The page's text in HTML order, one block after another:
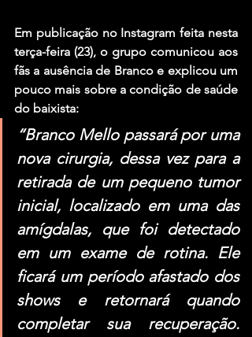
Em publicação no Instagram feita nesta
terça-feira (23), o grupo comunicou aos
fãs a ausência de Branco e explicou um
pouco mais sobre a condição de saúde
do baixista:
“Branco Mello passará por uma
nova cirurgia, dessa vez para a
retirada de um pequeno tumor
inicial, localizado em uma das
amígdalas, que foi detectado
em um exame de rotina. Ele
ficará um período afastado dos
shows e retornará quando
completar sua recuperação.